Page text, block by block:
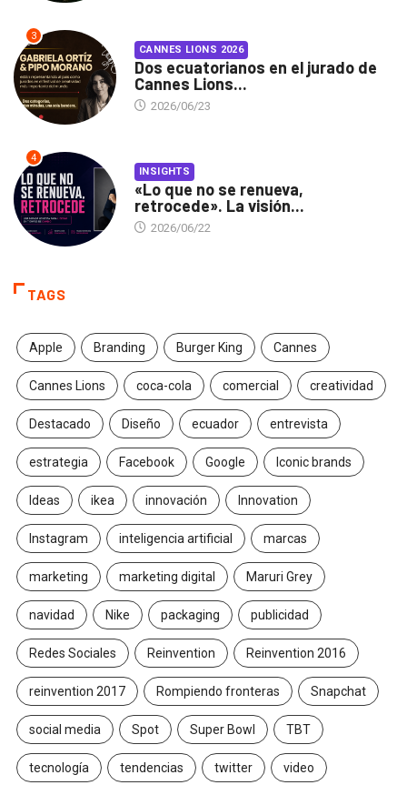
3
CANNES LIONS 2026
Dos ecuatorianos en el jurado de
Cannes Lions...
2026/06/23
4
INSIGHTS
«Lo que no se renueva,
retrocede». La visión...
2026/06/22
TAGS
Apple Branding Burger King Cannes
Cannes Lions coca-cola comercial creatividad
Destacado Diseño ecuador entrevista
estrategia Facebook Google Iconic brands
Ideas ikea innovación Innovation
Instagram inteligencia artificial marcas
marketing marketing digital Maruri Grey
navidad Nike packaging publicidad
Redes Sociales Reinvention Reinvention 2016
reinvention 2017 Rompiendo fronteras Snapchat
social media Spot Super Bowl TBT
tecnología tendencias twitter video